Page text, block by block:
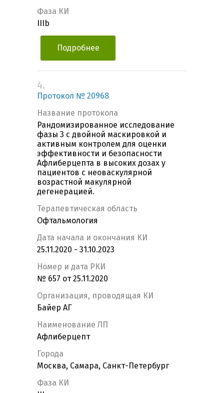
Фаза КИ
IIIb
Подробнее
4.
Протокол № 20968
Название протокола
Рандомизированное исследование
фазы 3 с двойной маскировкой и
активным контролем для оценки
эффективности и безопасности
Афлиберцепта в высоких дозах у
пациентов с неоваскулярной
возрастной макулярной
дегенерацией.
Терапевтическая область
Офтальмология
Дата начала и окончания КИ
25.11.2020 - 31.10.2023
Номер и дата РКИ
№ 657 от 25.11.2020
Организация, проводящая КИ
Байер АГ
Наименование ЛП
Афлиберцепт
Города
Москва, Самара, Санкт-Петербург
Фаза КИ